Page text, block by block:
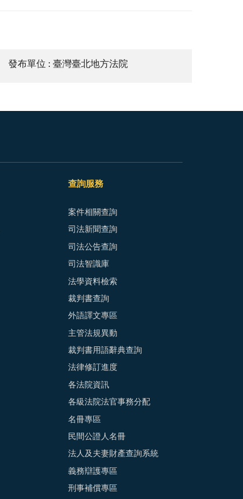
發布單位 : 臺灣臺北地方法院
查詢服務
案件相關查詢
司法新聞查詢
司法公告查詢
司法智識庫
法學資料檢索
裁判書查詢
外語譯文專區
主管法規異動
裁判書用語辭典查詢
法律修訂進度
各法院資訊
各級法院法官事務分配
名冊專區
民間公證人名冊
法人及夫妻財產查詢系統
義務辯護專區
刑事補償專區